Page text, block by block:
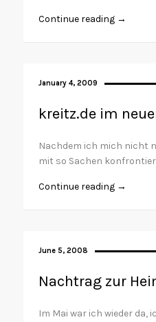
Continue reading →
January 4, 2009
kreitz.de im
Nachdem ich mich nicht
mit so Sachen
Continue reading →
June 5, 2008
Nachtrag zur
Im Mai war ich wieder